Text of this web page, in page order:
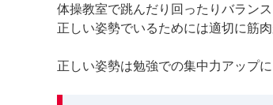
体操教室で跳んだり回ったりバラン
正しい姿勢でいるためには適切に筋
正しい姿勢は勉強での集中力アップ